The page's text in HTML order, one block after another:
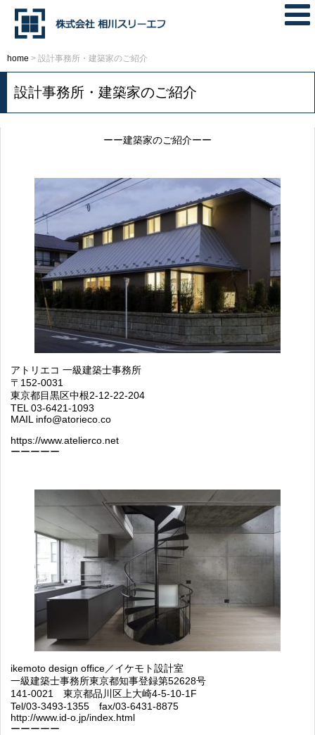
home > 設計事務所・建築家のご紹介
設計事務所・建築家のご紹介
ーー建築家のご紹介ーー
アトリエコ 一級建築士事務所
〒152-0031
東京都目黒区中根2-12-22-204
TEL 03-6421-1093
MAIL info@atorieco.co
https://www.atelierco.net
ーーーーー
ikemoto design ofﬁce／イケモト設計室
一級建築士事務所東京都知事登録第52628号
141-0021 東京都品川区上大崎4-5-10-1F
Tel/03-3493-1355 fax/03-6431-8875
http://www.id-o.jp/index.html
ーーーーー